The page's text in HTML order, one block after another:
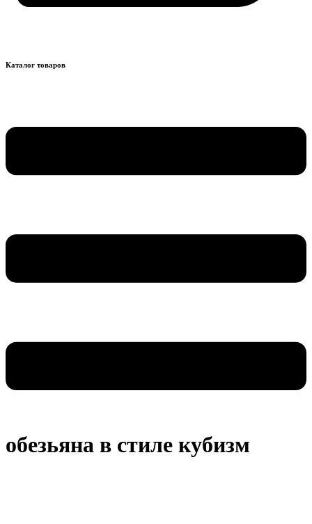
Каталог товаров
обезьяна в стиле кубизм